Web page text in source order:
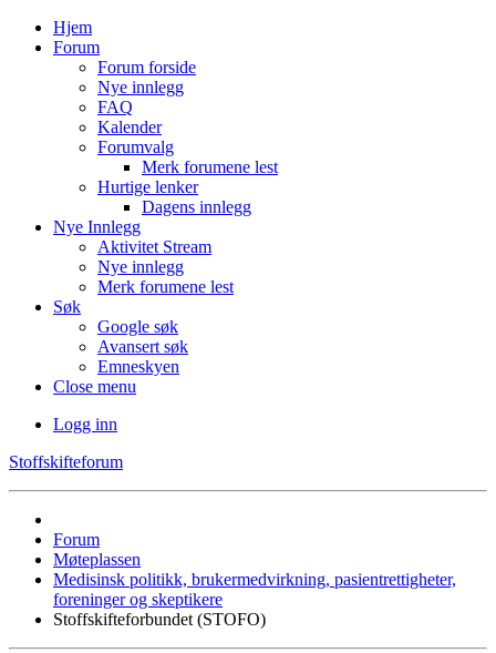
Hjem
Forum
Forum forside
Nye innlegg
FAQ
Kalender
Forumvalg
Merk forumene lest
Hurtige lenker
Dagens innlegg
Nye Innlegg
Aktivitet Stream
Nye innlegg
Merk forumene lest
Søk
Google søk
Avansert søk
Emneskyen
Close menu
Logg inn
Stoffskifteforum
Forum
Møteplassen
Medisinsk politikk, brukermedvirkning, pasientrettigheter,
foreninger og skeptikere
Stoffskifteforbundet (STOFO)